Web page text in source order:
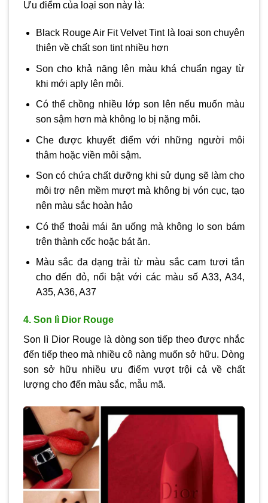
Ưu điểm của loại son này là:
Black Rouge Air Fit Velvet Tint là loại son chuyên
thiên về chất son tint nhiều hơn
Son cho khả năng lên màu khá chuẩn ngay từ
khi mới aply lên môi.
Có thể chồng nhiều lớp son lên nếu muốn màu
son sậm hơn mà không lo bị nặng môi.
Che được khuyết điểm với những người môi
thâm hoặc viền môi sậm.
Son có chứa chất dưỡng khi sử dụng sẽ làm cho
môi trợ nên mềm mượt mà không bị vón cục, tạo
nên màu sắc hoàn hảo
Có thể thoải mái ăn uống mà không lo son bám
trên thành cốc hoặc bát ăn.
Màu sắc đa dạng trải từ màu sắc cam tươi tắn
cho đến đỏ, nổi bật với các màu số A33, A34,
A35, A36, A37
4. Son lì Dior Rouge
Son lì Dior Rouge là dòng son tiếp theo được nhắc
đến tiếp theo mà nhiều cô nàng muốn sở hữu. Dòng
son sở hữu nhiều ưu điểm vượt trội cả về chất
lượng cho đến màu sắc, mẫu mã.